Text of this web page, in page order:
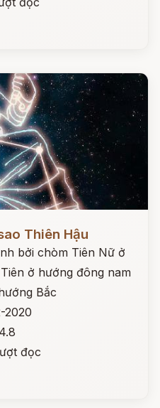
Thiên Hậu
bởi chòm Tiên Nữ ở
ở hướng đông nam
Bắc
2020
đọc